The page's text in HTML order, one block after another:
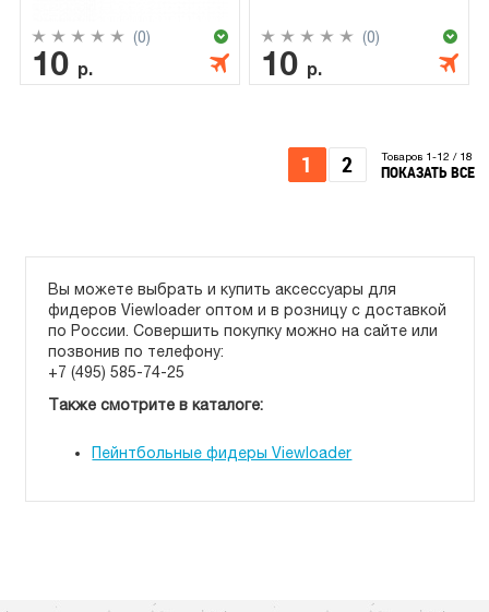
(0)
10 р.
(0)
10 р.
1 2 Товаров 1-12 / 18
ПОКАЗАТЬ ВСЕ
Вы можете выбрать и купить аксессуары для
фидеров Viewloader оптом и в розницу с доставкой
по России. Совершить покупку можно на сайте или
позвонив по телефону:
+7 (495) 585-74-25
Также смотрите в каталоге:
Пейнтбольные фидеры Viewloader